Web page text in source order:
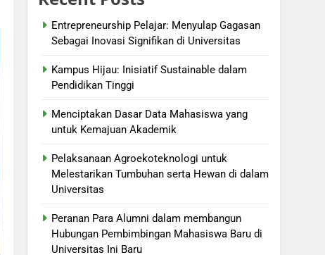
Entrepreneurship Pelajar: Menyulap Gagasan
Sebagai Inovasi Signifikan di Universitas
Kampus Hijau: Inisiatif Sustainable dalam
Pendidikan Tinggi
Menciptakan Dasar Data Mahasiswa yang
untuk Kemajuan Akademik
Pelaksanaan Agroekoteknologi untuk
Melestarikan Tumbuhan serta Hewan di dalam
Universitas
Peranan Para Alumni dalam membangun
Hubungan Pembimbingan Mahasiswa Baru di
Universitas Ini Baru